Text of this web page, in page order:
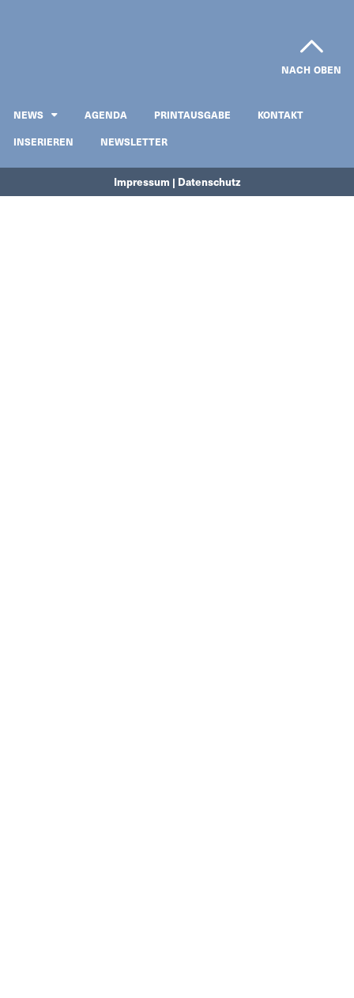
NACH OBEN
NEWS AGENDA PRINTAUSGABE
KONTAKT
INSERIEREN
NEWSLETTER
Impressum | Datenschutz